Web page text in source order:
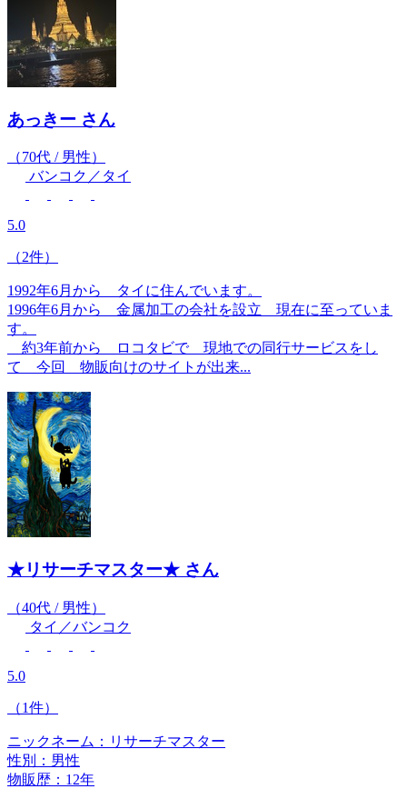
あっきー さん
（70代 / 男性）
バンコク／タイ
5.0
（2件）
1992年6月から タイに住んでいます。
1996年6月から 金属加工の会社を設立 現在に至っていま
す。
約3年前から ロコタビで 現地での同行サービスをし
て 今回 物販向けのサイトが出来...
★リサーチマスター★ さん
（40代 / 男性）
タイ／バンコク
5.0
（1件）
ニックネーム：リサーチマスター
性別：男性
物販歴：12年